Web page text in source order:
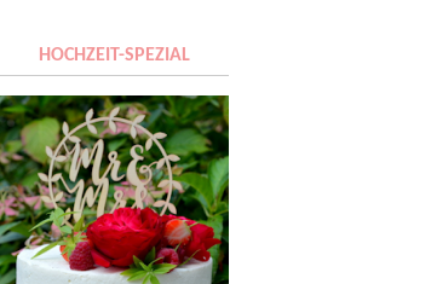
HOCHZEIT-SPEZIAL